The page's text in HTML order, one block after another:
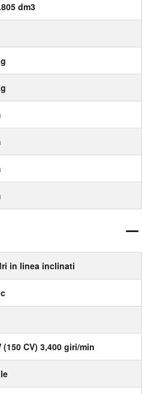
dm3
in linea inclinati
(150 CV) 3,400 giri/min